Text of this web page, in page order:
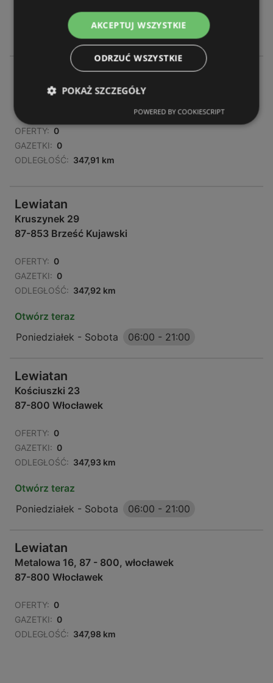
Otwórz teraz
Poniedziałek - Sobota
Tadeusza Kościuszki 23, 87 - 800, włocławek
OFERTY: 0
GAZETKI: 0
ODLEGŁOŚĆ: 347,91 km
Lewiatan
Kruszynek 29
87-853 Brześć Kujawski
OFERTY: 0
GAZETKI: 0
ODLEGŁOŚĆ: 347,92 km
Otwórz teraz
Poniedziałek - Sobota
06:00 - 21:00
Lewiatan
Kościuszki 23
87-800 Włocławek
OFERTY: 0
GAZETKI: 0
ODLEGŁOŚĆ: 347,93 km
Otwórz teraz
Poniedziałek - Sobota
06:00 - 21:00
Lewiatan
Metalowa 16, 87 - 800, włocławek
87-800 Włocławek
OFERTY: 0
GAZETKI: 0
ODLEGŁOŚĆ: 347,98 km
AKCEPTUJ WSZYSTKIE
ODRZUĆ WSZYSTKIE
POKAŻ SZCZEGÓŁY
POWERED BY COOKIESCRIPT